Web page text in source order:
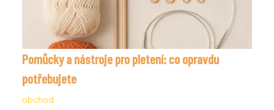
Pomůcky a nástroje pro pletení: co opravdu
potřebujete
obchod